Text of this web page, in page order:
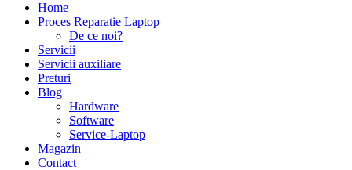
Home
Proces Reparatie Laptop
De ce noi?
Servicii
Servicii auxiliare
Preturi
Blog
Hardware
Software
Service-Laptop
Magazin
Contact